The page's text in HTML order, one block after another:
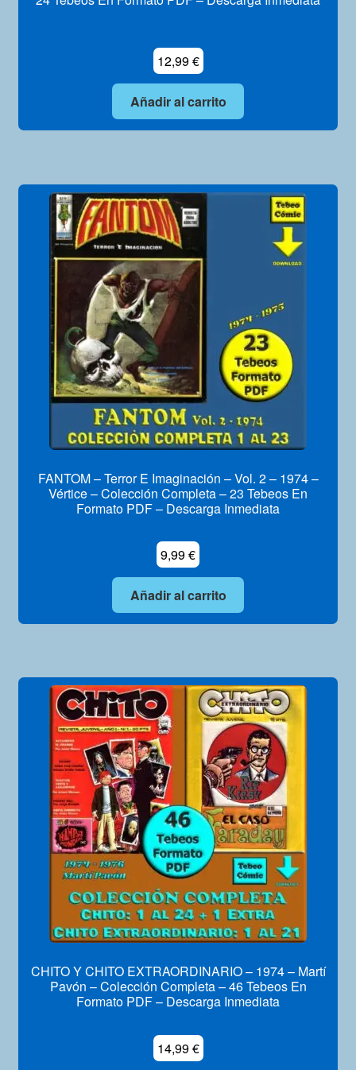
12,99€
Añadir al carrito
FANTOM – Terror E Imaginación – Vol. 2 – 1974 –
Vértice – Colección Completa – 23 Tebeos En
Formato PDF – Descarga Inmediata
9,99€
Añadir al carrito
CHITO Y CHITO EXTRAORDINARIO – 1974 – Martí
Pavón – Colección Completa – 46 Tebeos En
Formato PDF – Descarga Inmediata
14,99€